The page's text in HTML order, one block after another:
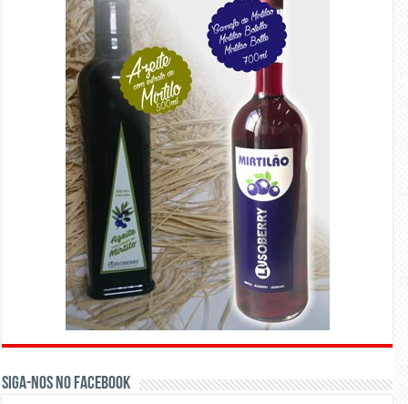
Siga-nos no Facebook